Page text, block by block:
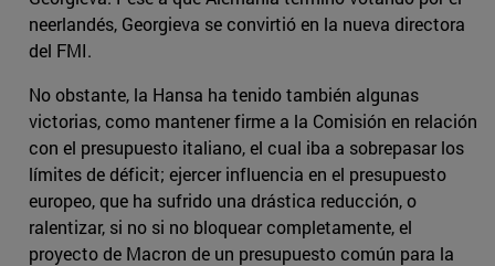
neerlandés, Georgieva se convirtió en la nueva directora
del FMI.
No obstante, la Hansa ha tenido también algunas
victorias, como mantener firme a la Comisión en relación
con el presupuesto italiano, el cual iba a sobrepasar los
límites de déficit; ejercer influencia en el presupuesto
europeo, que ha sufrido una drástica reducción, o
ralentizar, si no si no bloquear completamente, el
proyecto de Macron de un presupuesto común para la